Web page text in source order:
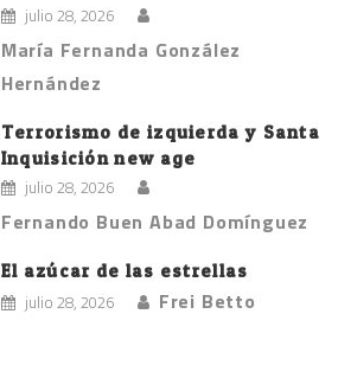
julio 28, 2026
María Fernanda González
Hernández
Terrorismo de izquierda y Santa
Inquisición new age
julio 28, 2026
Fernando Buen Abad Domínguez
El azúcar de las estrellas
julio 28, 2026 Frei Betto